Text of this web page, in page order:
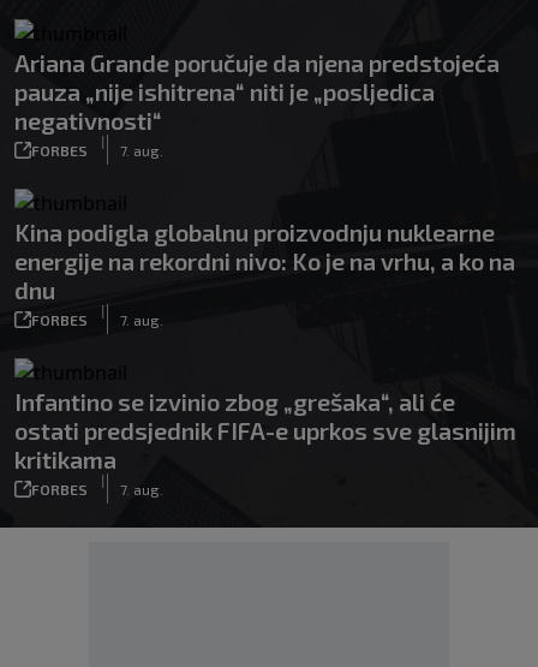
Ariana Grande poručuje da njena predstojeća
pauza „nije ishitrena“ niti je „posljedica
negativnosti“
FORBES
|
7. aug.
Kina podigla globalnu proizvodnju nuklearne
energije na rekordni nivo: Ko je na vrhu, a ko na
dnu
FORBES
|
7. aug.
Infantino se izvinio zbog „grešaka“, ali će
ostati predsjednik FIFA-e uprkos sve glasnijim
kritikama
FORBES
|
7. aug.